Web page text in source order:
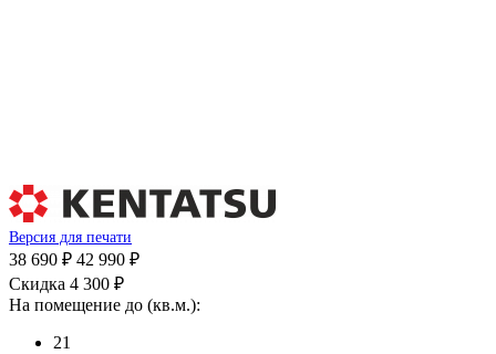
Версия для печати
38 690 ₽ 42 990 ₽
Скидка 4 300 ₽
На помещение до (кв.м.):
21